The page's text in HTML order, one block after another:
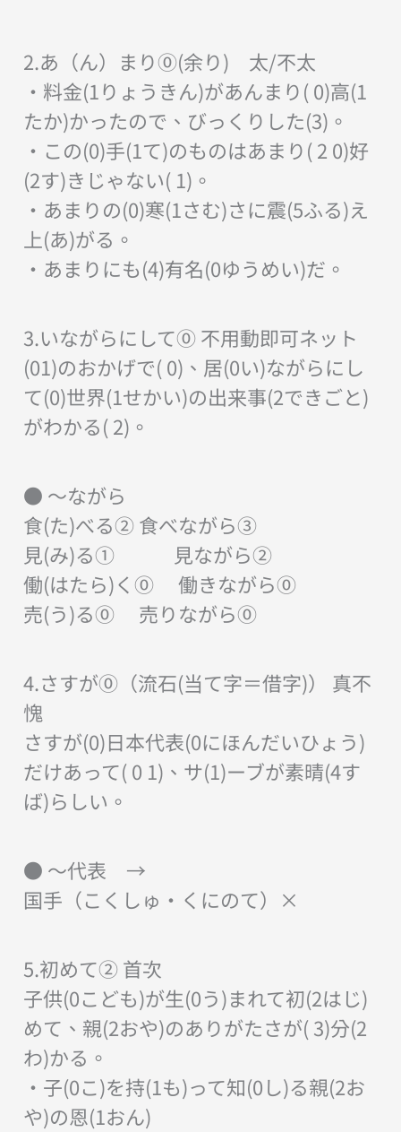
2.あ（ん）まり⓪(余り) 太/不太
・料金(1りょうきん)があんまり( 0)高(1
たか)かったので、びっくりした(3)。
・この(0)手(1て)のものはあまり( 2 0)好
(2す)きじゃない( 1)。
・あまりの(0)寒(1さむ)さに震(5ふる)え
上(あ)がる。
・あまりにも(4)有名(0ゆうめい)だ。
3.いながらにして⓪ 不用動即可ネット
(01)のおかげで( 0)、居(0い)ながらにし
て(0)世界(1せかい)の出来事(2できごと)
がわかる( 2)。
● ～ながら
食(た)べる② 食べながら③
見(み)る① 見ながら②
働(はたら)く⓪ 働きながら⓪
売(う)る⓪ 売りながら⓪
4.さすが⓪（流石(当て字＝借字)） 真不
愧
さすが(0)日本代表(0にほんだいひょう)
だけあって( 0 1)、サ(1)ーブが素晴(4す
ば)らしい。
● ～代表 →
国手（こくしゅ・くにのて）×
5.初めて② 首次
子供(0こども)が生(0う)まれて初(2はじ)
めて、親(2おや)のありがたさが( 3)分(2
わ)かる。
・子(0こ)を持(1も)って知(0し)る親(2お
や)の恩(1おん)